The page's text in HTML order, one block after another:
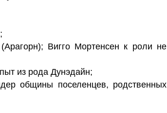
Вигго Мортенсен к роли не
из рода Дунэдайн;
общины поселенцев, родственных